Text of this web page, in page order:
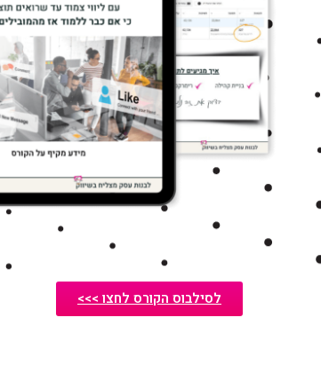
לסילבוס הקורס לחצו >>>